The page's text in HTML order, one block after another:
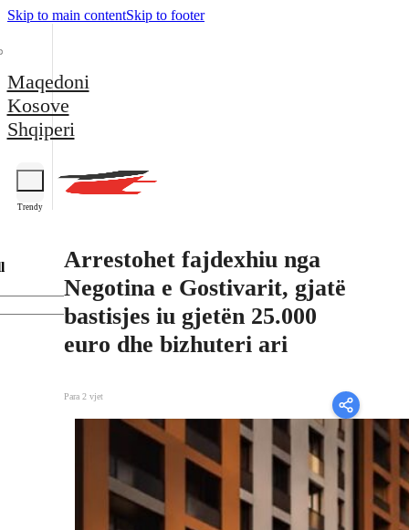
Skip to main contentSkip to footer
Maqedoni
Kosove
Shqiperi
Trendy
Arrestohet fajdexhiu nga
Negotina e Gostivarit, gjatë
bastisjes iu gjetën 25.000
euro dhe bizhuteri ari
Para 2 vjet